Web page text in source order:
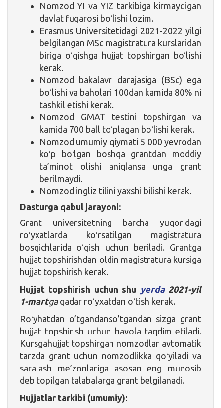
Nomzod YI va YIZ tarkibiga kirmaydigan
davlat fuqarosi boʻlishi lozim.
Erasmus Universitetidagi 2021-2022 yilgi
belgilangan MSc magistratura kurslaridan
biriga oʻqishga hujjat topshirgan boʻlishi
kerak.
Nomzod bakalavr darajasiga (BSc) ega
boʻlishi va baholari 100dan kamida 80% ni
tashkil etishi kerak.
Nomzod GMAT testini topshirgan va
kamida 700 ball toʻplagan boʻlishi kerak.
Nomzod umumiy qiymati 5 000 yevrodan
koʻp boʻlgan boshqa grantdan moddiy
ta’minot olishi aniqlansa unga grant
berilmaydi.
Nomzod ingliz tilini yaxshi bilishi kerak.
Dasturga qabul jarayoni:
Grant universitetning barcha yuqoridagi
roʻyxatlarda koʻrsatilgan magistratura
bosqichlarida oʻqish uchun beriladi. Grantga
hujjat topshirishdan oldin magistratura kursiga
hujjat topshirish kerak.
Hujjat topshirish uchun shu yerda 2021-yil
1-martgaqadar roʻyxatdan oʻtish kerak.
Roʻyhatdan o’tgandanso’tgandan sizga grant
hujjat topshirish uchun havola taqdim etiladi.
Kursgahujjat topshirgan nomzodlar avtomatik
tarzda grant uchun nomzodlikka qoʻyiladi va
saralash me’zonlariga asosan eng munosib
deb topilgan talabalarga grant belgilanadi.
Hujjatlar tarkibi (umumiy):